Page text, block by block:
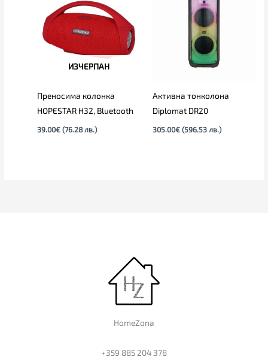
ИЗЧЕРПАН
Преносима колонка
HOPESTAR H32, Bluetooth
39.00€ (76.28 лв.)
Активна тонколона
Diplomat DR20
305.00€ (596.53 лв.)
HomeZona
+359 885 204 378